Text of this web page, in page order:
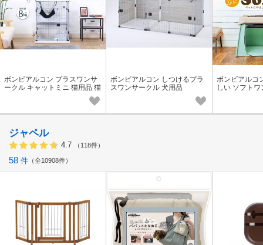
ボンビアルコン プラスワンサ
ークル キャットミニ 猫用品 猫
ボンビアルコン しつけるプラ
スワンサークル 犬用品
ボンビアルコ
しい ソフト
ジャペル
4.7 （118件）
58 件 全10908件